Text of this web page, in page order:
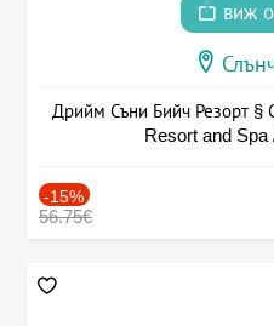
виж
Дрийм Съни Бийч Резорт
Resort and Spa
-15%
56.75€